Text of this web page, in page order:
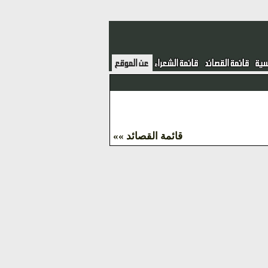
قائمة القصائد »»